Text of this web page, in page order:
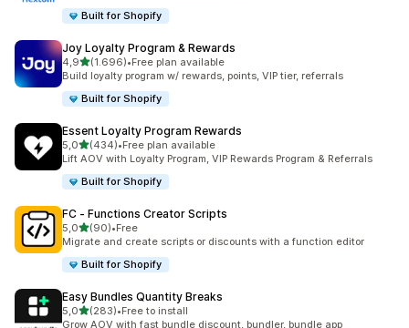
Built for Shopify
Joy Loyalty Program & Rewards
4,95 yıldız üzerinden
(1.696)
toplam 1696 değerlendirme
•Free plan available
Build loyalty program w/ rewards, points, VIP tier, referrals
Built for Shopify
Essent Loyalty Program Rewards
5,05 yıldız üzerinden
(434)
toplam 434 değerlendirme
•Free plan available
Lift AOV with Loyalty Program, VIP Rewards Program & Referrals
Built for Shopify
FC ‑ Functions Creator Scripts
5,05 yıldız üzerinden
(90)
toplam 90 değerlendirme
•Free
Migrate and create scripts or discounts with a function editor
Built for Shopify
Easy Bundles Quantity Breaks
5,05 yıldız üzerinden
(283)
toplam 283 değerlendirme
•Free to install
Grow AOV with fast bundle discount, bundler, bundle app